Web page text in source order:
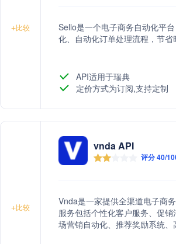
+比较
Sello是一个电子商务自动化平
化、自动化订单处理流程，节
API适用于瑞典
定价方式为订阅,支持定制
+比较
vnda API
评分 40/
Vnda是一家提供全渠道电子商
服务包括个性化客户服务、促
场营销自动化、推荐奖励系统